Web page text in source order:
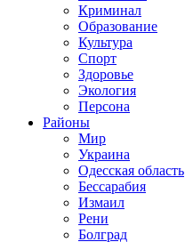
Криминал
Образование
Культура
Спорт
Здоровье
Экология
Персона
Районы
Мир
Украина
Одесская область
Бессарабия
Измаил
Рени
Болград